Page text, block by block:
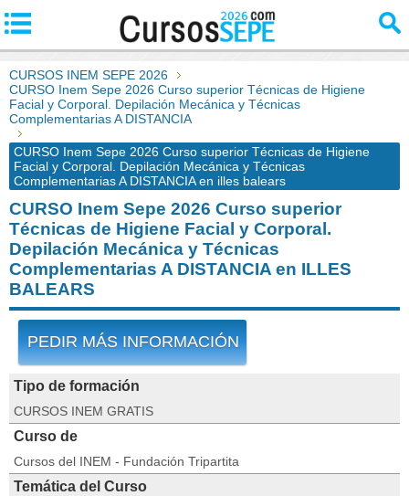
CURSOS INEM SEPE 2026
CURSO Inem Sepe 2026 Curso superior Técnicas de Higiene
Facial y Corporal. Depilación Mecánica y Técnicas
Complementarias A DISTANCIA
CURSO Inem Sepe 2026 Curso superior Técnicas de Higiene
Facial y Corporal. Depilación Mecánica y Técnicas
Complementarias A DISTANCIA en illes balears
CURSO Inem Sepe 2026 Curso superior
Técnicas de Higiene Facial y Corporal.
Depilación Mecánica y Técnicas
Complementarias A DISTANCIA en ILLES
BALEARS
PEDIR MÁS INFORMACIÓN
Tipo de formación
CURSOS INEM GRATIS
Curso de
Cursos del INEM - Fundación Tripartita
Temática del Curso